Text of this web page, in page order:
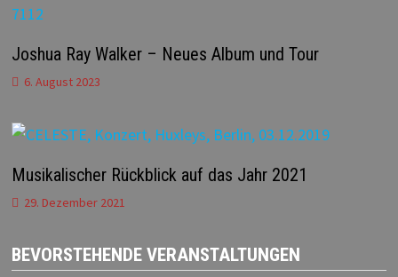
Joshua Ray Walker – Neues Album und Tour
6. August 2023
Musikalischer Rückblick auf das Jahr 2021
29. Dezember 2021
BEVORSTEHENDE VERANSTALTUNGEN